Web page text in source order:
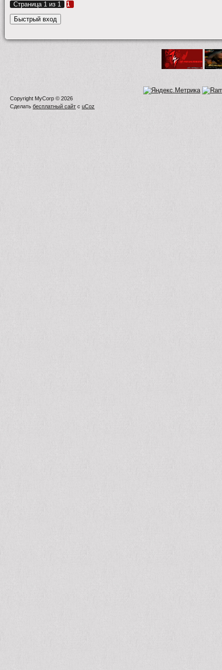
Страница 1 из 1 1
Copyright MyCorp © 2026
Сделать бесплатный сайт с uCoz